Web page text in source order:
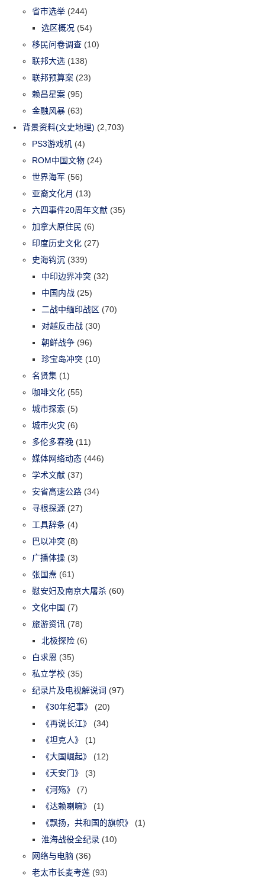
省市选举 (244)
选区概况 (54)
移民问卷调查 (10)
联邦大选 (138)
联邦预算案 (23)
赖昌星案 (95)
金融风暴 (63)
背景资料(文史地理) (2,703)
PS3游戏机 (4)
ROM中国文物 (24)
世界海军 (56)
亚裔文化月 (13)
六四事件20周年文献 (35)
加拿大原住民 (6)
印度历史文化 (27)
史海钩沉 (339)
中印边界冲突 (32)
中国内战 (25)
二战中缅印战区 (70)
对越反击战 (30)
朝鲜战争 (96)
珍宝岛冲突 (10)
名贤集 (1)
咖啡文化 (55)
城市探索 (5)
城市火灾 (6)
多伦多春晚 (11)
媒体网络动态 (446)
学术文献 (37)
安省高速公路 (34)
寻根探源 (27)
工具辞条 (4)
巴以冲突 (8)
广播体操 (3)
张国焘 (61)
慰安妇及南京大屠杀 (60)
文化中国 (7)
旅游资讯 (78)
北极探险 (6)
白求恩 (35)
私立学校 (35)
纪录片及电视解说词 (97)
《30年纪事》
(20)
《再说长江》
(34)
《坦克人》
(1)
《大国崛起》
(12)
《天安门》
(3)
《河殇》
(7)
《达赖喇嘛》
(1)
《飘扬，共和国的旗帜》
(1)
淮海战役全纪录 (10)
网络与电脑 (36)
老太市长麦考莲 (93)